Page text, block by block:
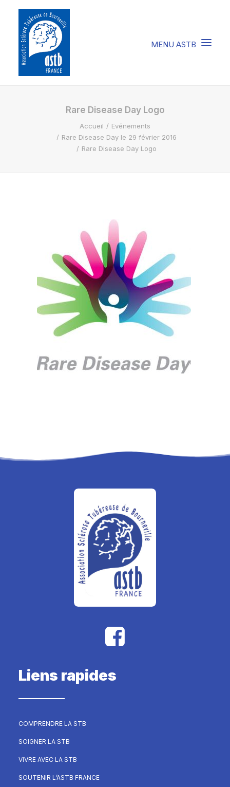
COMPRENDRE LA STB
SOIGNER LA STB
VIVRE AVEC LA STB
RECHERCHE
PANIER
Rare Disease Day Logo
Accueil
Evénements
Rare Disease Day le 29 février 2016
Rare Disease Day Logo
Liens rapides
COMPRENDRE LA STB
SOIGNER LA STB
VIVRE AVEC LA STB
SOUTENIR L’ASTB FRANCE